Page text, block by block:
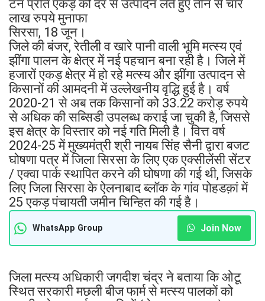
टन प्रति एकड़ की दर से उत्पादन लेते हुए तीन से चार
लाख रुपये मुनाफा
सिरसा, 18 जून।
जिले की बंजर, रेतीली व खारे पानी वाली भूमि मत्स्य एवं
झींगा पालन के क्षेत्र में नई पहचान बना रही है। जिले में
हजारों एकड़ क्षेत्र में हो रहे मत्स्य और झींगा उत्पादन से
किसानों की आमदनी में उल्लेखनीय वृद्धि हुई है। वर्ष
2020-21 से अब तक किसानों को 33.22 करोड़ रुपये
से अधिक की सब्सिडी उपलब्ध कराई जा चुकी है, जिससे
इस क्षेत्र के विस्तार को नई गति मिली है। वित्त वर्ष
2024-25 में मुख्यमंत्री श्री नायब सिंह सैनी द्वारा बजट
घोषणा पत्र में जिला सिरसा के लिए एक एक्सीलेंसी सेंटर
/ एक्वा पार्क स्थापित करने की घोषणा की गई थी, जिसके
लिए जिला सिरसा के ऐलनाबाद ब्लॉक के गांव पोहडक़ां में
25 एकड़ पंचायती जमीन चिन्हित की गई है।
WhatsApp Group Join Now
जिला मत्स्य अधिकारी जगदीश चंद्र ने बताया कि ओटू
स्थित सरकारी मछली बीज फार्म से मत्स्य पालकों को